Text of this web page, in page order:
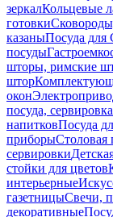
зеркалКольцевые
готовки
казаныПосуда
посуды
шторы, римские
штор
окон
посуда, сервировка
напитковПосуда
приборыСтоловая
сервировки
стойки для цветов
интерьерные
газетницыСвечи,
декоративные